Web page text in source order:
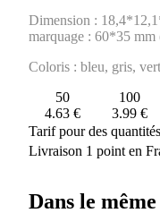
Dimension :
marquage : 60*35 mm
Coloris : bleu, gris,
50
100
4.63 €
3.99 €
Tarif pour des
Livraison 1 point en
Dans le